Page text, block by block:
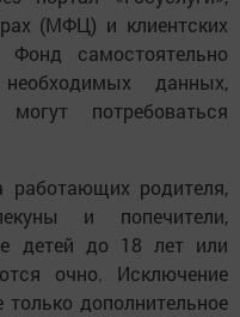
(МФЦ) и клиентских
самостоятельно
данных,
потребоваться
родителя,
и попечители,
детей до 18 лет или
очно. Исключение
дополнительное